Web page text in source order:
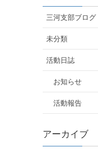
三河支部ブログ
未分類
活動日誌
お知らせ
活動報告
アーカイブ